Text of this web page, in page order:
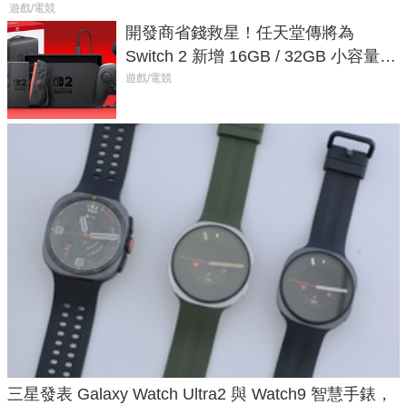
遊戲/電競
開發商省錢救星！任天堂傳將為
Switch 2 新增 16GB / 32GB 小容量遊
戲卡的選擇
遊戲/電競
三星發表 Galaxy Watch Ultra2 與 Watch9 智慧手錶，